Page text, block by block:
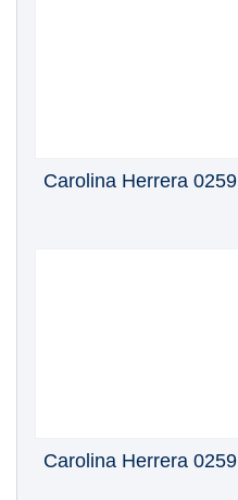
Carolina Herrera 0259
Carolina Herrera 0259